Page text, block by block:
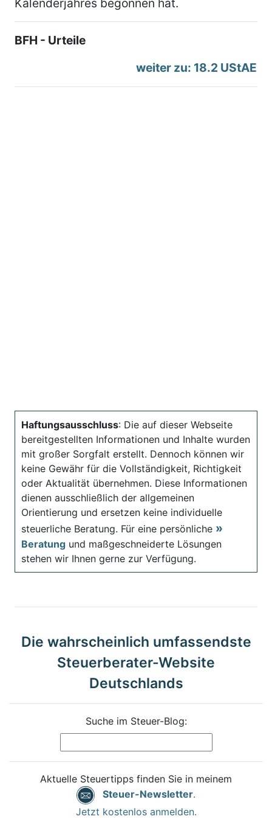
BFH - Urteile
weiter zu: 18.2 UStAE
Haftungsausschluss: Die auf dieser Webseite
bereitgestellten Informationen und Inhalte wurden
mit großer Sorgfalt erstellt. Dennoch können wir
keine Gewähr für die Vollständigkeit, Richtigkeit
oder Aktualität übernehmen. Diese Informationen
dienen ausschließlich der allgemeinen
Orientierung und ersetzen keine individuelle
steuerliche Beratung. Für eine persönliche
Beratung und maßgeschneiderte Lösungen
stehen wir Ihnen gerne zur Verfügung.
Die wahrscheinlich umfassendste
Steuerberater-Website
Deutschlands
Suche im Steuer-Blog:
Aktuelle Steuertipps finden Sie in meinem
Steuer-Newsletter.
Jetzt kostenlos anmelden.